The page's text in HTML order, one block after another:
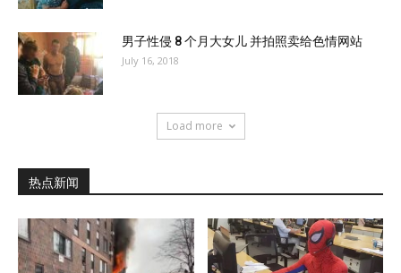
男子性侵 8 个月大女儿 并拍照卖给色情网站
July 16, 2018
Load more
热点新闻